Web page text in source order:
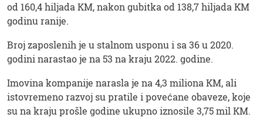
od 160,4 hiljada KM, nakon gubitka od 138,7 hiljada KM
godinu ranije.
Broj zaposlenih je u stalnom usponu i sa 36 u 2020.
godini narastao je na 53 na kraju 2022. godine.
Imovina kompanije narasla je na 4,3 miliona KM, ali
istovremeno razvoj su pratile i povećane obaveze, koje
su na kraju prošle godine ukupno iznosile 3,75 mil KM.